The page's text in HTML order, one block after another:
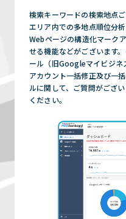
検索キーワードの検索地点
エリア内での多地点順位分
Webページの構造化マーク
せる機能などがございます
ール（旧Googleマイビジネ
アカウント一括修正及び一
ルに関して、ご質問がござ
ください。